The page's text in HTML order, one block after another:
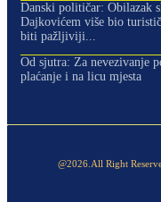
Danski političar: Obilazak
Dajkovićem više bio
biti pažljiviji...
Od sjutra: Za nevezivanje
plaćanje i na licu mjesta
@2026.All Right